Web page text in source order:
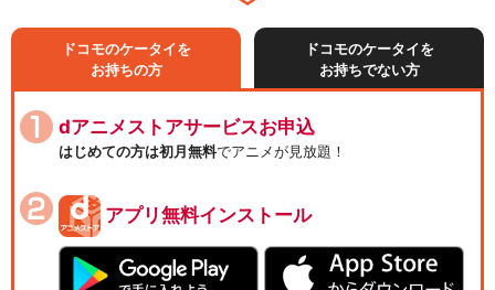
ドコモのケータイを
お持ちの方
ドコモのケータイを
お持ちでない方
dアニメストアサービスお申込
はじめての方は初月無料でアニメが見放題！
アプリ無料インストール